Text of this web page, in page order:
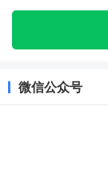
微信公众号